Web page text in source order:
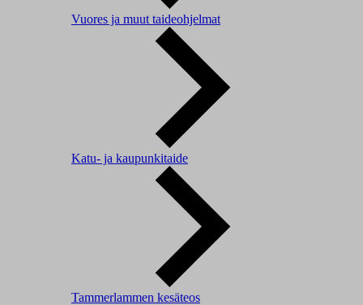
Vuores ja muut taideohjelmat
Katu- ja kaupunkitaide
Tammerlammen kesäteos